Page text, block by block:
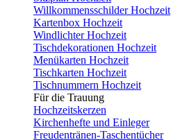
Willkommensschilder Hochzeit
Kartenbox Hochzeit
Windlichter Hochzeit
Tischdekorationen Hochzeit
Menükarten Hochzeit
Tischkarten Hochzeit
Tischnummern Hochzeit
Für die Trauung
Hochzeitskerzen
Kirchenhefte und Einleger
Freudentränen-Taschentücher